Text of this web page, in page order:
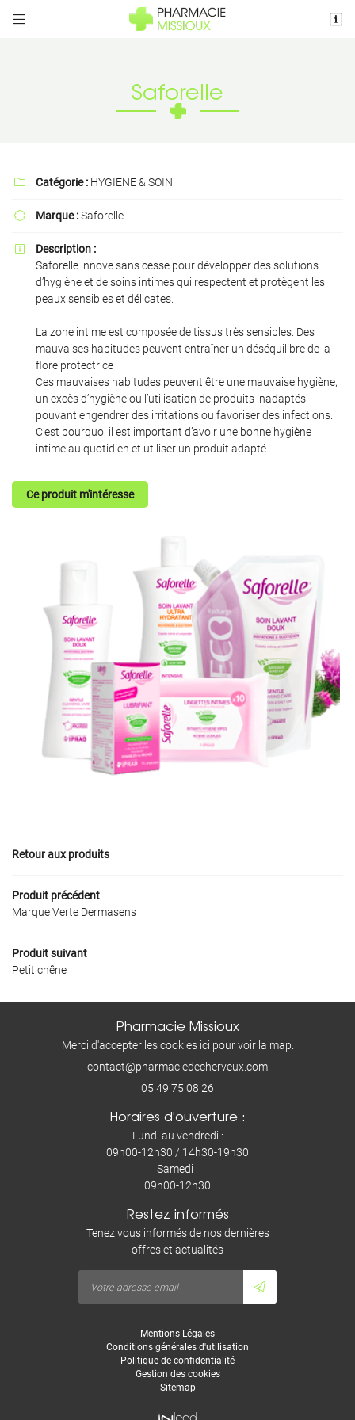

SERVICES
& ORTHOPÉDIQUE
BIEN-ÊTRE
PRODUITS

Une
05 49 75 08
Restez
Adresse email de réception
Recopier le code ci-contre
En cochant cette case, vous consentez à recevoir nos propositions commerciales à
l'adresse email indiqué ci-dessus. Vous pouvez vous désinscrire à tout moment en
utilisantle formulaire de désinscription.
Inscription
Saforelle
 Catégorie : HYGIENE & SOIN
 Marque :Saforelle

Description :
Saforelle innove sans cesse pour développer des solutions
d’hygiène et de soins intimes qui respectent et protègent les
peaux sensibles et délicates.
La zone intime est composée de tissus très sensibles. Des
mauvaises habitudes peuvent entraîner un déséquilibre de la
flore protectrice
Ces mauvaises habitudes peuvent être une mauvaise hygiène,
un excès d’hygiène ou l’utilisation de produits inadaptés
pouvant engendrer des irritations ou favoriser des infections.
C’est pourquoi il est important d’avoir une bonne hygiène
intime au quotidien et utiliser un produit adapté.
Ce produit m'intéresse
Retour aux produits
Produit précédent
Marque Verte Dermasens
Produit suivant
Petit chêne
Pharmacie Missioux
Merci d'accepter les cookies ici pour voir la map.
05 49 75 08 26
Horaires d'ouverture :
Lundi au vendredi :
09h00-12h30 / 14h30-19h30
Samedi :
09h00-12h30
Restez informés
Tenez vous informés de nos dernières
offres et actualités
Mentions Légales
Conditions générales d'utilisation
Politique de confidentialité
Gestion des cookies
Sitemap